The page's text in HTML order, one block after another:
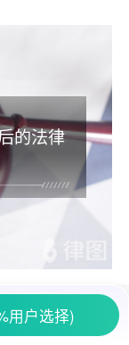
的法律
合同纠纷是极
纷涉及责任
用户选择)